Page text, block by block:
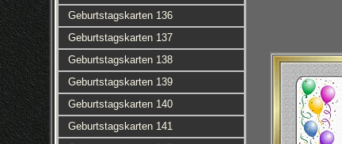
Geburtstagskarten 136
Geburtstagskarten 137
Geburtstagskarten 138
Geburtstagskarten 139
Geburtstagskarten 140
Geburtstagskarten 141